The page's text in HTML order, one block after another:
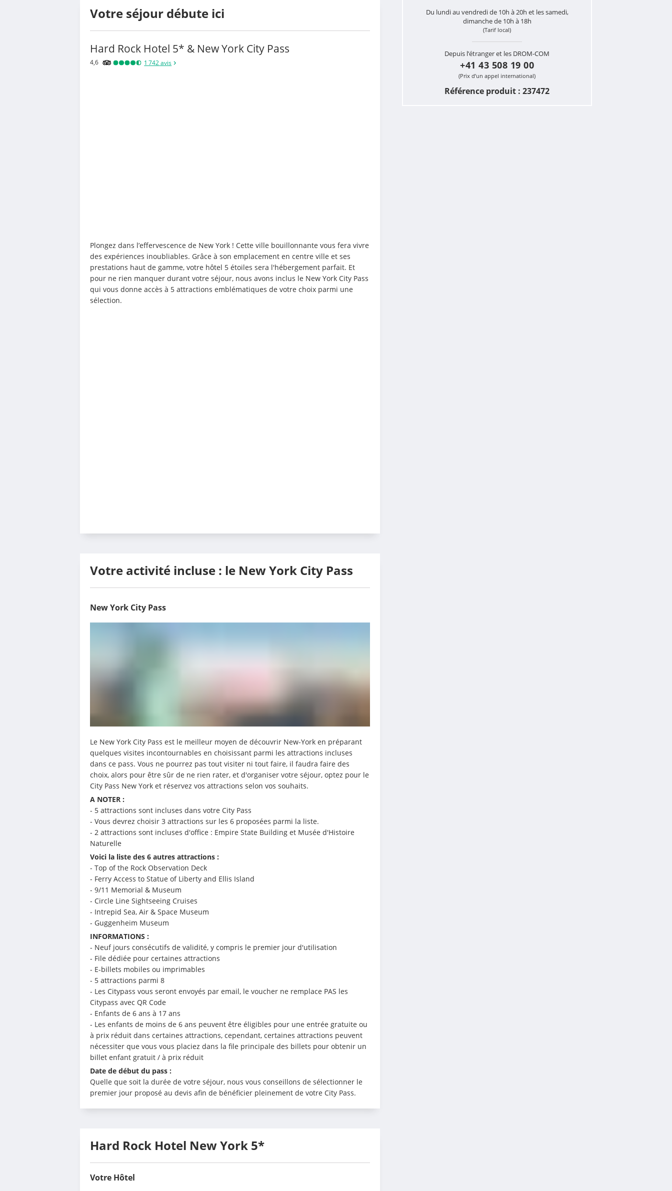
Du lundi au vendredi de 10h à 20h et les samedi,
dimanche de 10h à 18h
(Tarif local)
Depuis l’étranger et les DROM-COM
+41 43 508 19 00
(Prix d’un appel international)
Référence produit : 237472
Votre séjour débute ici
Hard Rock Hotel 5* & New York City Pass
4,6 1 742avis
Plongez dans l’effervescence de New York ! Cette ville bouillonnante vous fera vivre
des expériences inoubliables. Grâce à son emplacement en centre ville et ses
prestations haut de gamme, votre hôtel 5 étoiles sera l'hébergement parfait. Et
pour ne rien manquer durant votre séjour, nous avons inclus le New York City Pass
qui vous donne accès à 5 attractions emblématiques de votre choix parmi une
sélection.
Votre activité incluse : le New York City Pass
New York City Pass
Le New York City Pass est le meilleur moyen de découvrir New-York en préparant
quelques visites incontournables en choisissant parmi les attractions incluses
dans ce pass. Vous ne pourrez pas tout visiter ni tout faire, il faudra faire des
choix, alors pour être sûr de ne rien rater, et d'organiser votre séjour, optez pour le
City Pass New York et réservez vos attractions selon vos souhaits.
A NOTER :
- 5 attractions sont incluses dans votre City Pass
- Vous devrez choisir 3 attractions sur les 6 proposées parmi la liste.
- 2 attractions sont incluses d'office : Empire State Building et Musée d'Histoire
Naturelle
Voici la liste des 6 autres attractions :
- Top of the Rock Observation Deck
- Ferry Access to Statue of Liberty and Ellis Island
- 9/11 Memorial & Museum
- Circle Line Sightseeing Cruises
- Intrepid Sea, Air & Space Museum
- Guggenheim Museum
INFORMATIONS :
- Neuf jours consécutifs de validité, y compris le premier jour d'utilisation
- File dédiée pour certaines attractions
- E-billets mobiles ou imprimables
- 5 attractions parmi 8
- Les Citypass vous seront envoyés par email, le voucher ne remplace PAS les
Citypass avec QR Code
- Enfants de 6 ans à 17 ans
- Les enfants de moins de 6 ans peuvent être éligibles pour une entrée gratuite ou
à prix réduit dans certaines attractions, cependant, certaines attractions peuvent
nécessiter que vous vous placiez dans la file principale des billets pour obtenir un
billet enfant gratuit / à prix réduit
Date de début du pass :
Quelle que soit la durée de votre séjour, nous vous conseillons de sélectionner le
premier jour proposé au devis afin de bénéficier pleinement de votre City Pass.
Hard Rock Hotel New York 5*
Votre Hôtel